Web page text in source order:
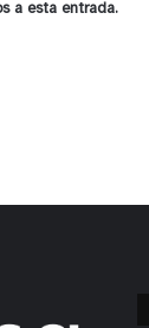
a esta entrada.